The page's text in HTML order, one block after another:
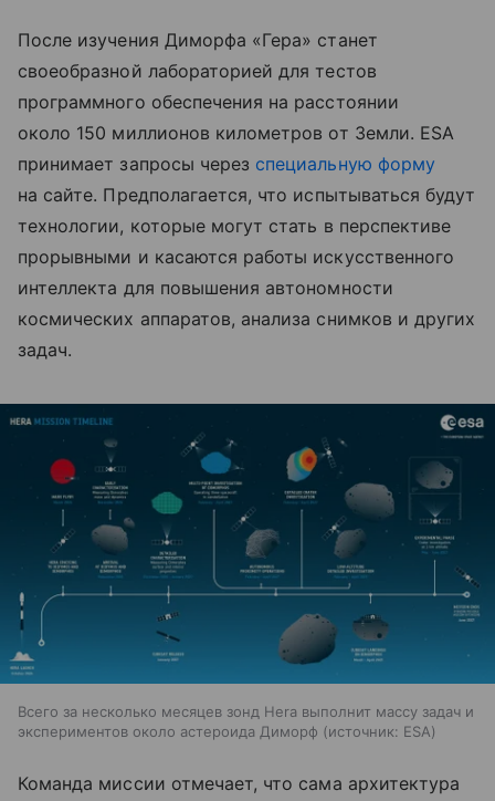
После изучения Диморфа «Гера» станет
своеобразной лабораторией для тестов
программного обеспечения на расстоянии
около 150 миллионов километров от Земли. ESA
принимает запросы через специальную форму
на сайте. Предполагается, что испытываться будут
технологии, которые могут стать в перспективе
прорывными и касаются работы искусственного
интеллекта для повышения автономности
космических аппаратов, анализа снимков и других
задач.
Всего за несколько месяцев зонд Hera выполнит массу задач и
экспериментов около астероида Диморф
источник: ESA
Команда миссии отмечает, что сама архитектура